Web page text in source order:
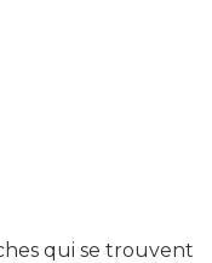
qui se trouvent